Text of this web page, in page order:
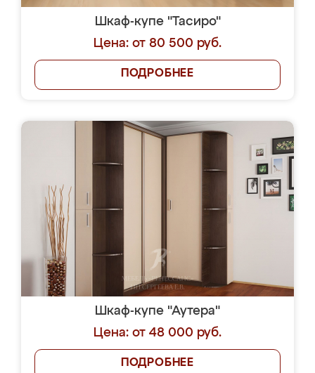
Шкаф-купе "Тасиро"
Цена: от 80 500 руб.
ПОДРОБНЕЕ
Шкаф-купе "Аутера"
Цена: от 48 000 руб.
ПОДРОБНЕЕ